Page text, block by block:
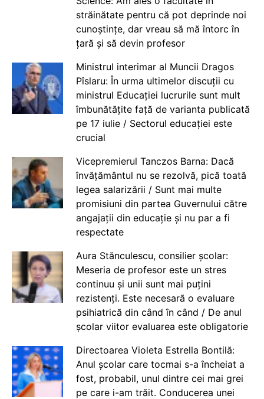
străinătate pentru că pot deprinde noi
cunoștințe, dar vreau să mă întorc în
țară și să devin profesor
Ministrul interimar al Muncii Dragos
Pîslaru: În urma ultimelor discuții cu
ministrul Educației lucrurile sunt mult
îmbunătățite față de varianta publicată
pe 17 iulie / Sectorul educației este
crucial
Vicepremierul Tanczos Barna: Dacă
învățământul nu se rezolvă, pică toată
legea salarizării / Sunt mai multe
promisiuni din partea Guvernului către
angajații din educație și nu par a fi
respectate
Aura Stănculescu, consilier școlar:
Meseria de profesor este un stres
continuu și unii sunt mai puțini
rezistenți. Este necesară o evaluare
psihiatrică din când în când / De anul
școlar viitor evaluarea este obligatorie
Directoarea Violeta Estrella Bontilă:
Anul școlar care tocmai s-a încheiat a
fost, probabil, unul dintre cei mai grei
pe care i-am trăit. Conducerea unei